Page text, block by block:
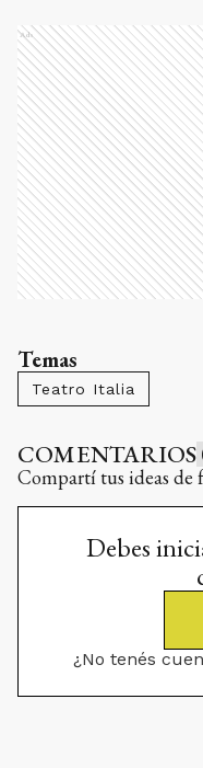
Ads
Temas
Teatro Italia
COMENTARIOS
Compartí tus ideas de
Debes
¿No tenés